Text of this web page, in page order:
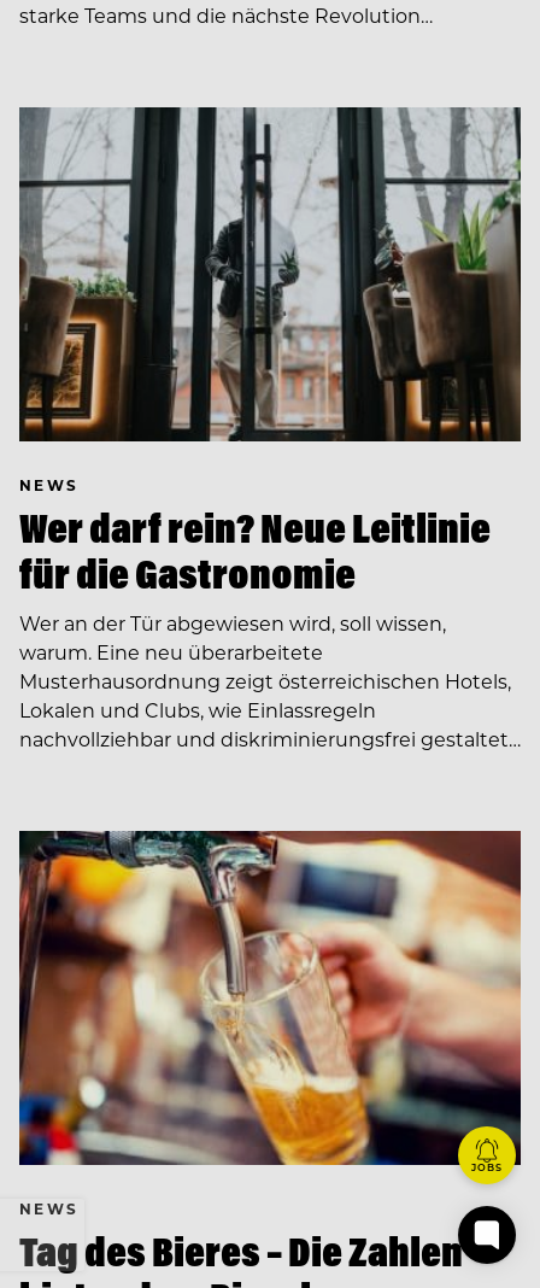
starke Teams und die nächste Revolution…
NEWS
Wer darf rein? Neue Leitlinie
für die Gastronomie
Wer an der Tür abgewiesen wird, soll wissen,
warum. Eine neu überarbeitete
Musterhausordnung zeigt österreichischen Hotels,
Lokalen und Clubs, wie Einlassregeln
nachvollziehbar und diskriminierungsfrei gestaltet…
NEWS
Tag des Bieres – Die Zahlen
JOBS